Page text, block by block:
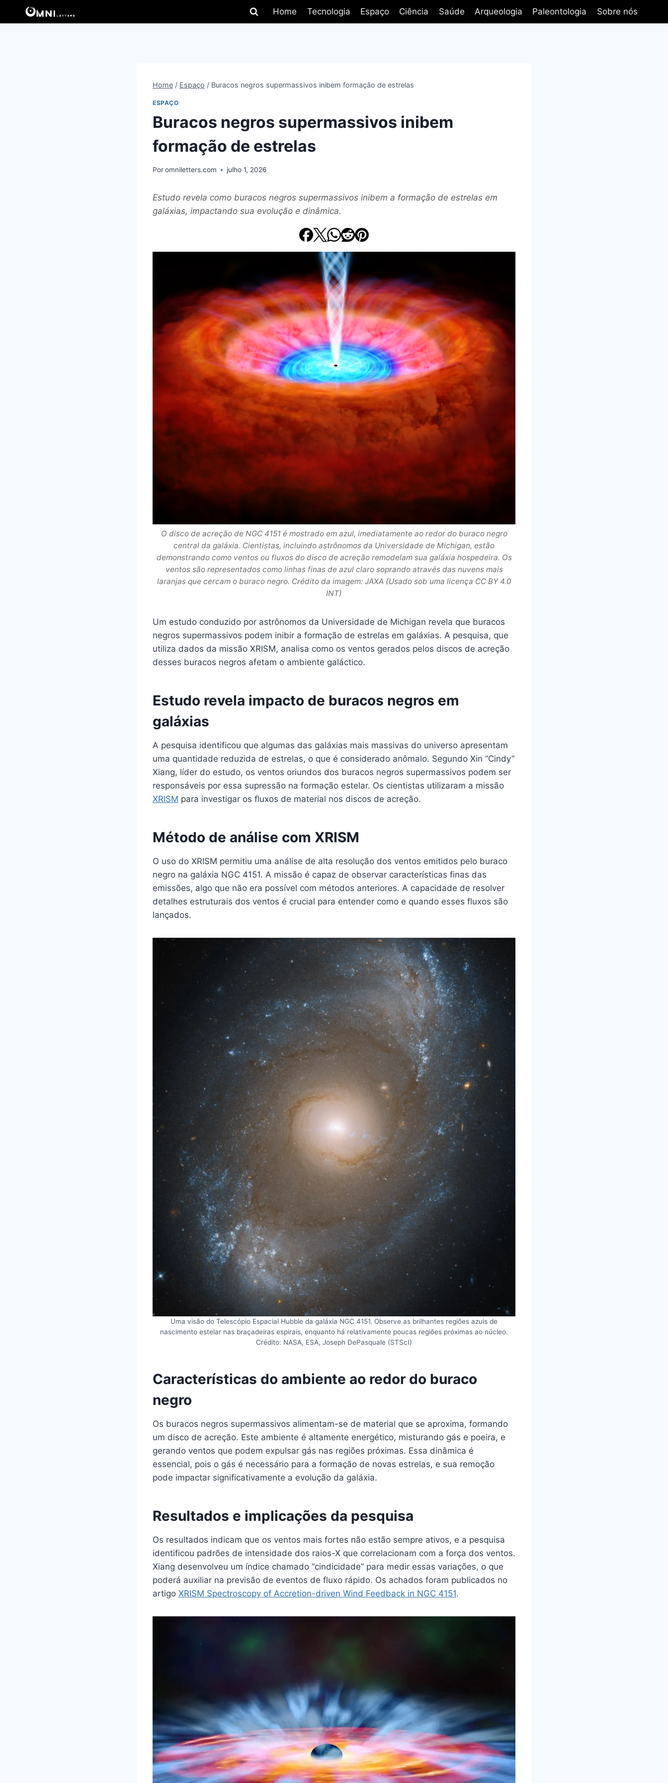
Home Tecnologia Espaço Ciência Saúde Arqueologia Paleontologia Sobre nós
Home / Espaço / Buracos negros supermassivos inibem formação de estrelas
ESPAÇO
Buracos negros supermassivos inibem
formação de estrelas
Poromniletters.com julho 1, 2026
Estudo revela como buracos negros supermassivos inibem a formação de estrelas em
galáxias, impactando sua evolução e dinâmica.
O disco de acreção de NGC 4151 é mostrado em azul, imediatamente ao redor do buraco negro
central da galáxia. Cientistas, incluindo astrônomos da Universidade de Michigan, estão
demonstrando como ventos ou fluxos do disco de acreção remodelam sua galáxia hospedeira. Os
ventos são representados como linhas finas de azul claro soprando através das nuvens mais
laranjas que cercam o buraco negro. Crédito da imagem: JAXA (Usado sob uma licença CC BY 4.0
INT)
Um estudo conduzido por astrônomos da Universidade de Michigan revela que buracos
negros supermassivos podem inibir a formação de estrelas em galáxias. A pesquisa, que
utiliza dados da missão XRISM, analisa como os ventos gerados pelos discos de acreção
desses buracos negros afetam o ambiente galáctico.
Estudo revela impacto de buracos negros em
galáxias
A pesquisa identificou que algumas das galáxias mais massivas do universo apresentam
uma quantidade reduzida de estrelas, o que é considerado anômalo. Segundo Xin “Cindy”
Xiang, líder do estudo, os ventos oriundos dos buracos negros supermassivos podem ser
responsáveis por essa supressão na formação estelar. Os cientistas utilizaram a missão
XRISM para investigar os fluxos de material nos discos de acreção.
Método de análise com XRISM
O uso do XRISM permitiu uma análise de alta resolução dos ventos emitidos pelo buraco
negro na galáxia NGC 4151. A missão é capaz de observar características finas das
emissões, algo que não era possível com métodos anteriores. A capacidade de resolver
detalhes estruturais dos ventos é crucial para entender como e quando esses fluxos são
lançados.
Uma visão do Telescópio Espacial Hubble da galáxia NGC 4151. Observe as brilhantes regiões azuis de
nascimento estelar nas braçadeiras espirais, enquanto há relativamente poucas regiões próximas ao núcleo.
Crédito: NASA, ESA, Joseph DePasquale (STScI)
Características do ambiente ao redor do buraco
negro
Os buracos negros supermassivos alimentam-se de material que se aproxima, formando
um disco de acreção. Este ambiente é altamente energético, misturando gás e poeira, e
gerando ventos que podem expulsar gás nas regiões próximas. Essa dinâmica é
essencial, pois o gás é necessário para a formação de novas estrelas, e sua remoção
pode impactar significativamente a evolução da galáxia.
Resultados e implicações da pesquisa
Os resultados indicam que os ventos mais fortes não estão sempre ativos, e a pesquisa
identificou padrões de intensidade dos raios-X que correlacionam com a força dos ventos.
Xiang desenvolveu um índice chamado “cindicidade” para medir essas variações, o que
poderá auxiliar na previsão de eventos de fluxo rápido. Os achados foram publicados no
artigo XRISM Spectroscopy of Accretion-driven Wind Feedback in NGC 4151.